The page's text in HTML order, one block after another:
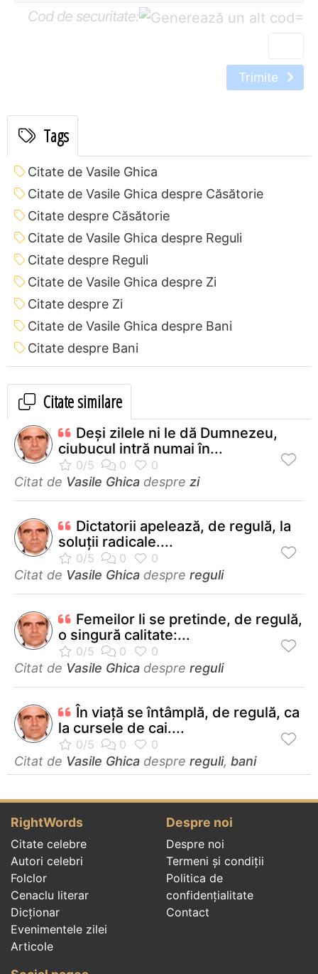
Cod de securitate: =
Trimite
Tags
Citate de Vasile Ghica
Citate de Vasile Ghica despre Căsătorie
Citate despre Căsătorie
Citate de Vasile Ghica despre Reguli
Citate despre Reguli
Citate de Vasile Ghica despre Zi
Citate despre Zi
Citate de Vasile Ghica despre Bani
Citate despre Bani
Citate similare
Deşi zilele ni le dă Dumnezeu,
ciubucul intră numai în...
Citat de Vasile Ghica despre zi
Dictatorii apelează, de regulă, la
soluţii radicale....
Citat de Vasile Ghica despre reguli
Femeilor li se pretinde, de regulă,
o singură calitate:...
Citat de Vasile Ghica despre reguli
În viaţă se întâmplă, de regulă, ca
la cursele de cai....
Citat de Vasile Ghica despre reguli, bani
RightWords
Citate celebre
Autori celebri
Folclor
Cenaclu literar
Dicționar
Evenimentele zilei
Articole
Despre noi
Despre noi
Termeni și condiții
Politica de
confidenţialitate
Contact